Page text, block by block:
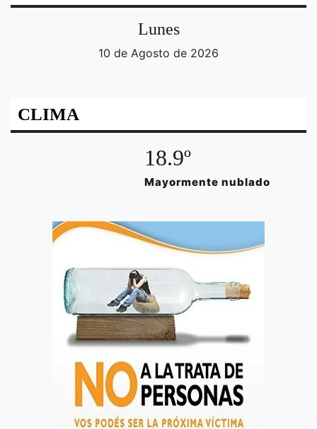
Lunes
10 de Agosto de 2026
CLIMA
18.9º
Mayormente nublado